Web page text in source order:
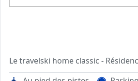
Le travelski home classic -
Les appartements sont bien